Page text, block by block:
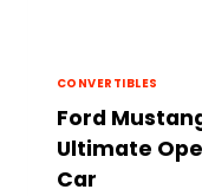
CONVERTIBLES
Ford
Ultimate
Car